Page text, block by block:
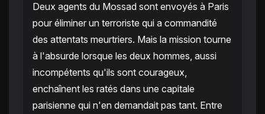
Deux agents du Mossad sont envoyés à Paris
pour éliminer un terroriste qui a commandité
des attentats meurtriers. Mais la mission tourne
à l'absurde lorsque les deux hommes, aussi
incompétents qu'ils sont courageux,
enchaînent les ratés dans une capitale
parisienne qui n'en demandait pas tant. Entre